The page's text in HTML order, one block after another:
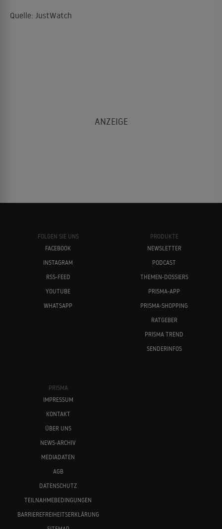
Quelle: JustWatch
FOLGEN SIE UNS
FACEBOOK
INSTAGRAM
RSS-FEED
YOUTUBE
WHATSAPP
PRODUKTE
NEWSLETTER
PODCAST
THEMEN-DOSSIERS
PRISMA-APP
PRISMA-SHOPPING
RATGEBER
PRISMA TREND
SENDERINFOS
PRISMA
IMPRESSUM
KONTAKT
ÜBER UNS
NEWS-ARCHIV
MEDIADATEN
AGB
DATENSCHUTZ
TEILNAHMEBEDINGUNGEN
BARRIEREFREIHEITSERKLÄRUNG